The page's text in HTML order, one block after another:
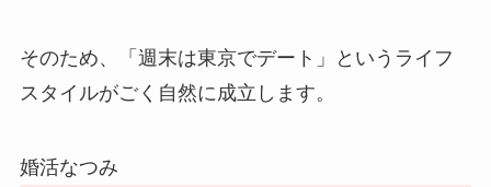
そのため、「週末は東京でデート」というライフ
スタイルがごく自然に成立します。
婚活なつみ